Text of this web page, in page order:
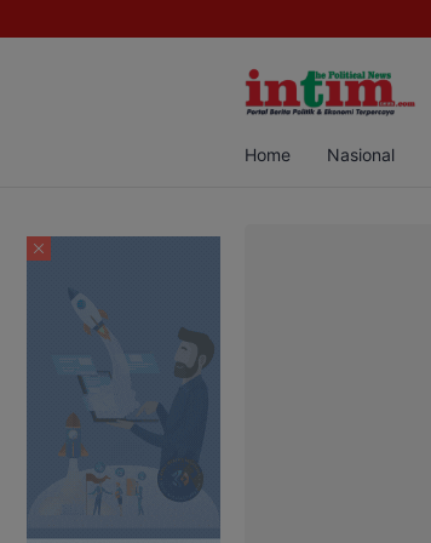
Sabu di Pangkalan Bun, Dua Pelaku Diamankan
Home Nasional